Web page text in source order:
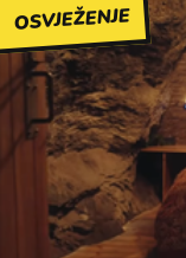
OSVJEŽENJE